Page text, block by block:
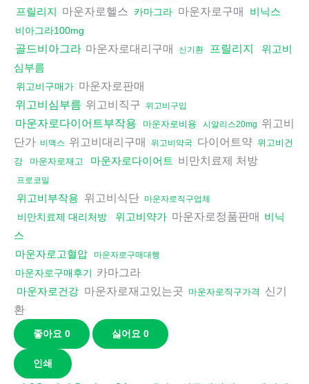
프릴리지 마운자로헬스 카마그라 마운자로구매 비닉스
비아그라100mg
골드비아그라 마운자로대리구매 신기환 프릴리지
위고비
심부름
위고비구매가 마운자로판매
위고비심부름 위고비직구 위고비구입
마운자로다이어트부작용 마운자로비용 시알리스20mg 위고비
단가 비맥스 위고비대리구매 위고비약국 다이어트약 위고비건
강
마운자로재고 마운자로다이어트 비만치료제 처방
프로코밀
위고비부작용 위고비식단 마운자로직구업체
비만치료제 대리처방 위고비약가 마운자로정품판매 비닉
스
마운자로고혈압
마운자로구매대행
마운자로구매후기 카마그라
마운자로건강 마운자로재고있는곳 마운자로직구가격
신기
환
좋아요 0 싫어요 0
인쇄